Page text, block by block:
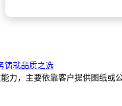
铸就品质之选
力，主要依靠客户提供图纸